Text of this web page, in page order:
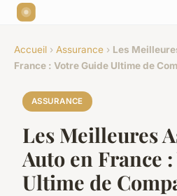
Accueil › Assurance › Les
France : Votre Guide Ultime de
ASSURANCE
Les Meilleures
Auto en France
Ultime de